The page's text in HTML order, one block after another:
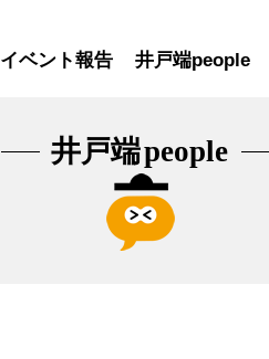
イベント報告 井戸端people
井戸端people